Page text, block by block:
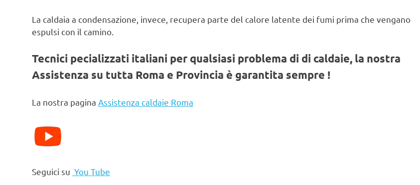
La caldaia a condensazione, invece, recupera parte del calore latente dei fumi prima che vengano
espulsi con il camino.
Tecnici pecializzati italiani per qualsiasi problema di di caldaie, la nostra
Assistenza su tutta Roma e Provincia è garantita sempre !
La nostra pagina Assistenza caldaie Roma
Seguici su You Tube